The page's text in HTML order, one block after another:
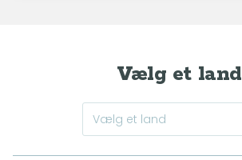
Vælg et land